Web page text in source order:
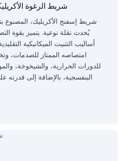
شريط الرغوة
شريط إسفنج الأكريليك، المصنوع
يُحدث نقلة نوعية. يتميز بقوة
أساليب التثبيت الميكانيكية
امتصاصه الممتاز للصدمات،
للدورات الحرارية، والشيخوخة،
البنفسجية، بالإضافة إلى قدرته